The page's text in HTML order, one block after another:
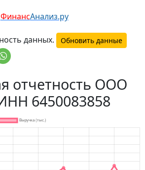
ФинансАнализ.ру
данных. Обновить данные
отчетность ООО
6450083858